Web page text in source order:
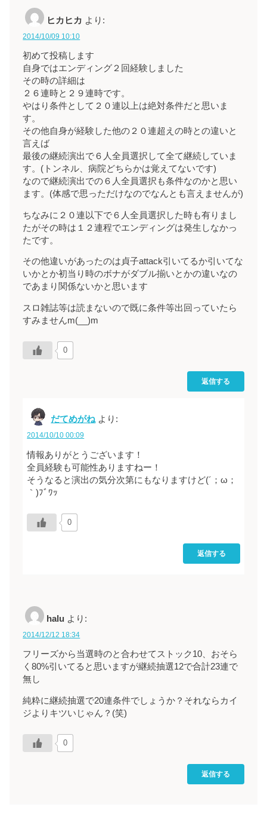
ヒカヒカ より:
2014/10/09 10:10
初めて投稿します
自身ではエンディング２回経験しました
その時の詳細は
２６連時と２９連時です。
やはり条件として２０連以上は絶対条件だと思いま
す。
その他自身が経験した他の２０連超えの時との違いと
言えば
最後の継続演出で６人全員選択して全て継続していま
す。(トンネル、病院どちらかは覚えてないです)
なので継続演出での６人全員選択も条件なのかと思い
ます。(体感で思っただけなのでなんとも言えませんが)
ちなみに２０連以下で６人全員選択した時も有りまし
たがその時は１２連程でエンディングは発生しなかっ
たです。
その他違いがあったのは貞子attack引いてるか引いてな
いかとか初当り時のボナがダブル揃いとかの違いなの
であまり関係ないかと思います
スロ雑誌等は読まないので既に条件等出回っていたら
すみませんm(__)m
0
返信する
だてめがね より:
2014/10/10 00:09
情報ありがとうございます！
全員経験も可能性ありますねー！
そうなると演出の気分次第にもなりますけど(´；ω；
｀)ﾌﾞﾜｯ
0
返信する
halu より:
2014/12/12 18:34
フリーズから当選時のと合わせてストック10、おそら
く80%引いてると思いますが継続抽選12で合計23連で
無し
純粋に継続抽選で20連条件でしょうか？それならカイ
ジよりキツいじゃん？(笑)
0
返信する